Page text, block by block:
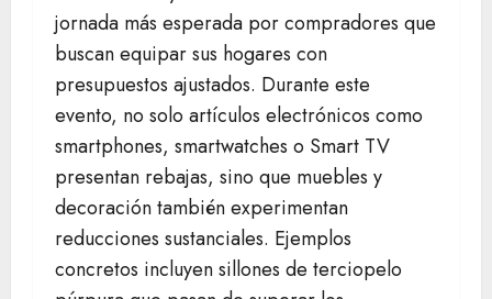
jornada más esperada por compradores que
buscan equipar sus hogares con
presupuestos ajustados. Durante este
evento, no solo artículos electrónicos como
smartphones, smartwatches o Smart TV
presentan rebajas, sino que muebles y
decoración también experimentan
reducciones sustanciales. Ejemplos
concretos incluyen sillones de terciopelo